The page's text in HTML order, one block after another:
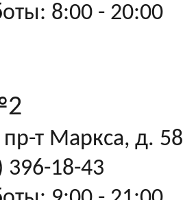
8:00 - 20:00
т Маркса, д. 58
396-18-43